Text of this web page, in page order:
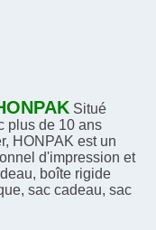
Situé
plus de 10 ans
HONPAK est un
d'impression et
boîte rigide
sac cadeau, sac